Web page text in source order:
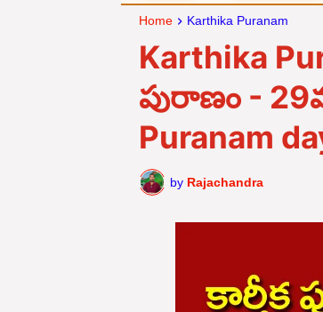
Home Karthika Puranam
Karthika
పురాణం -
Puranam
by Rajachandra